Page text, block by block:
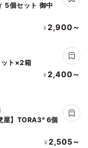
5個セット 御中
¥ 2,900～
ト×2箱
¥ 2,400～
屋】TORA3° 6個
¥ 2,505～